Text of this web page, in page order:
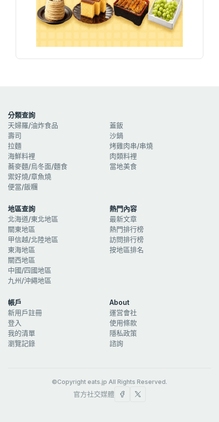
分類查詢
天婦羅/油炸食品
壽司
拉麵
海鮮料裡
蕎麥麵/烏冬面/麵食
禦好燒/章魚燒
便當/飯糰
蓋飯
沙鍋
烤雞肉串/串燒
肉類料裡
當地美食
地區查詢
北海道/東北地區
關東地區
甲信越/北陸地區
東海地區
關西地區
中國/四國地區
九州/沖繩地區
熱門內容
最新文章
熱門排行榜
訪問排行榜
按地區排名
帳戶
新用戶註冊
登入
我的清單
瀏覽記錄
About
運営會社
使用條款
隱私政策
諮詢
©Copyright eats.jp All Rights Reserved.
官方社交媒體